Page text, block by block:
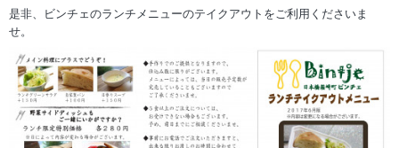
是非、ビンチェのランチメニューのテイクアウトをご利用くださいま
せ。